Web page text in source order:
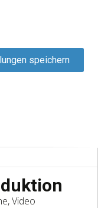
speichern
Video